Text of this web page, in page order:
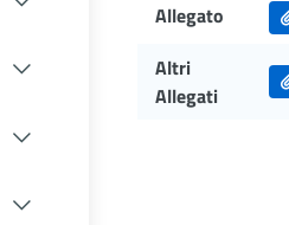
Allegato
Altri
Allegati